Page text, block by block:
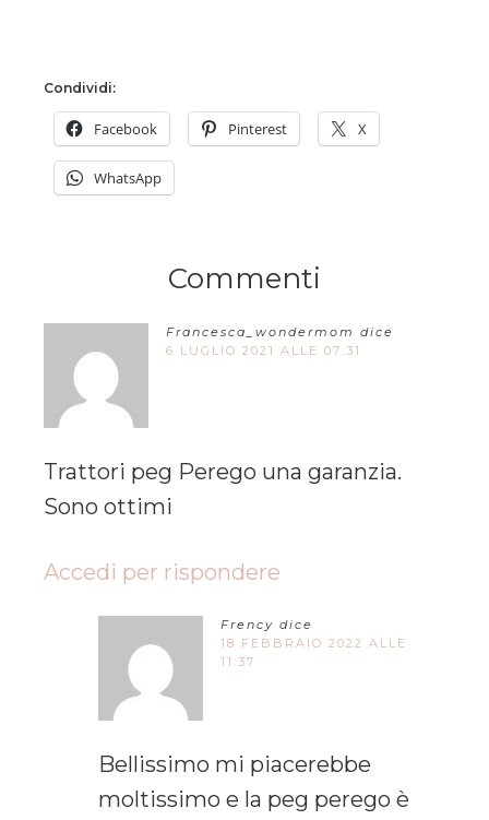
Condividi:
Facebook Pinterest X
WhatsApp
Commenti
Francesca_wondermom dice
6 LUGLIO 2021 ALLE 07:31
Trattori peg Perego una garanzia.
Sono ottimi
Accedi per rispondere
Frency dice
18 FEBBRAIO 2022 ALLE
11:37
Bellissimo mi piacerebbe
moltissimo e la peg perego è